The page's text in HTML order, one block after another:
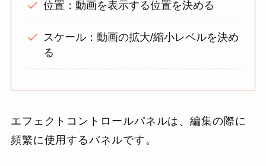
位置：動画を表示する位置を決める
スケール：動画の拡大/縮小レベルを決め
る
エフェクトコントロールパネルは、編集の際に
頻繁に使用するパネルです。